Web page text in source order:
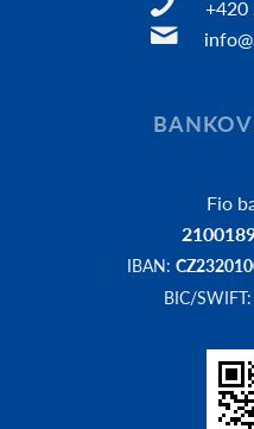
+420
Fio
IBAN:
BIC/SWIFT: